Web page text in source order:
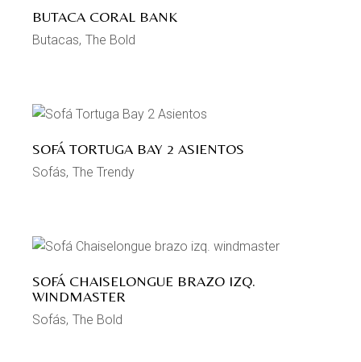
BUTACA CORAL BANK
Butacas The Bold
SOFÁ TORTUGA BAY 2 ASIENTOS
Sofás The Trendy
SOFÁ CHAISELONGUE BRAZO IZQ.
WINDMASTER
Sofás The Bold